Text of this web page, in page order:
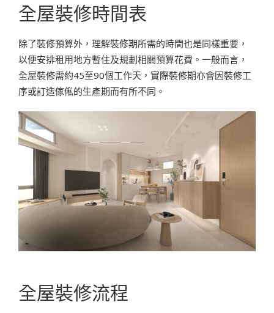
全屋裝修時間表
除了裝修預算外，理解裝修期所需的時間也是同樣重要，
以便安排租用地方暫住及規劃相關預算花費。一般而言，
全屋裝修需約45至90個工作天，實際裝修期亦會因裝修工
序或訂造傢俬的生產期而有所不同。
全屋裝修流程